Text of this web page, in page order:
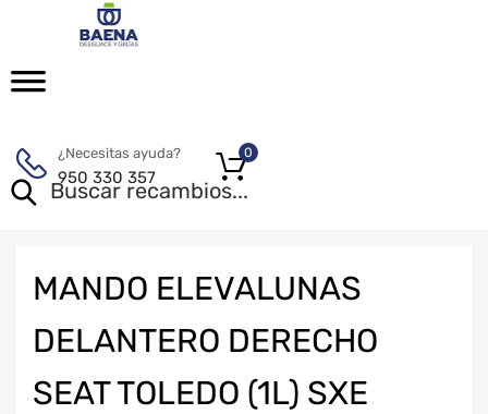
¿Necesitas ayuda?
950 330 357
0
MANDO ELEVALUNAS
DELANTERO DERECHO
SEAT TOLEDO (1L) SXE